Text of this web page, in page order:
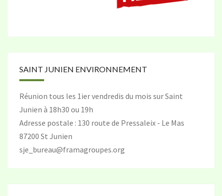
SAINT JUNIEN ENVIRONNEMENT
Réunion tous les 1ier vendredis du mois sur Saint
Junien à 18h30 ou 19h
Adresse postale : 130 route de Pressaleix - Le Mas
87200 St Junien
sje_bureau@framagroupes.org